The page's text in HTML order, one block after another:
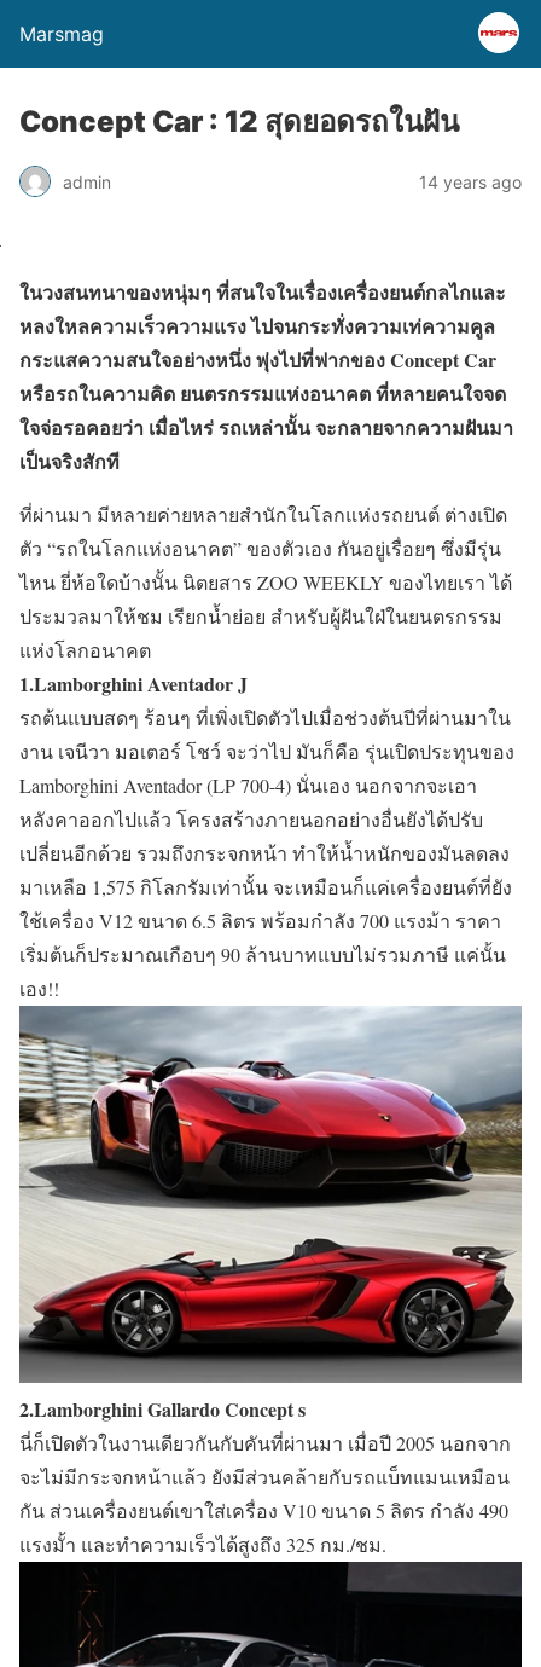
Marsmag
Concept Car : 12 สุดยอดรถในฝัน
admin 14 years ago
ในวงสนทนาของหนุ่มๆ ที่สนใจในเรื่องเครื่องยนต์กลไกและ
หลงใหลความเร็วความแรง ไปจนกระทั่งความเท่ความคูล
กระแสความสนใจอย่างหนึ่ง พุ่งไปที่ฟากของ Concept Car
หรือรถในความคิด ยนตรกรรมแห่งอนาคต ที่หลายคนใจจด
ใจจ่อรอคอยว่า เมื่อไหร่ รถเหล่านั้น จะกลายจากความฝันมา
เป็นจริงสักที
ที่ผ่านมา มีหลายค่ายหลายสำนักในโลกแห่งรถยนต์ ต่างเปิด
ตัว “รถในโลกแห่งอนาคต” ของตัวเอง กันอยู่เรื่อยๆ ซึ่งมีรุ่น
ไหน ยี่ห้อใดบ้างนั้น นิตยสาร ZOO WEEKLY ของไทยเรา ได้
ประมวลมาให้ชม เรียกน้ำย่อย สำหรับผู้ฝันใฝ่ในยนตรกรรม
แห่งโลกอนาคต
1.Lamborghini Aventador J
รถต้นแบบสดๆ ร้อนๆ ที่เพิ่งเปิดตัวไปเมื่อช่วงต้นปีที่ผ่านมาใน
งาน เจนีวา มอเตอร์ โชว์ จะว่าไป มันก็คือ รุ่นเปิดประทุนของ
Lamborghini Aventador (LP 700-4) นั่นเอง นอกจากจะเอา
หลังคาออกไปแล้ว โครงสร้างภายนอกอย่างอื่นยังได้ปรับ
เปลี่ยนอีกด้วย รวมถึงกระจกหน้า ทำให้น้ำหนักของมันลดลง
มาเหลือ 1,575 กิโลกรัมเท่านั้น จะเหมือนก็แค่เครื่องยนต์ที่ยัง
ใช้เครื่อง V12 ขนาด 6.5 ลิตร พร้อมกำลัง 700 แรงม้า ราคา
เริ่มต้นก็ประมาณเกือบๆ 90 ล้านบาทแบบไม่รวมภาษี แค่นั้น
เอง!!
2.Lamborghini Gallardo Concept s
นี่ก็เปิดตัวในงานเดียวกันกับคันที่ผ่านมา เมื่อปี 2005 นอกจาก
จะไม่มีกระจกหน้าแล้ว ยังมีส่วนคล้ายกับรถแบ็ทแมนเหมือน
กัน ส่วนเครื่องยนต์เขาใส่เครื่อง V10 ขนาด 5 ลิตร กำลัง 490
แรงมั้า และทำความเร็วได้สูงถึง 325 กม./ชม.